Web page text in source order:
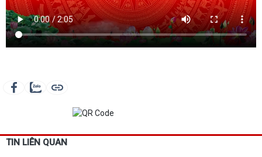
TIN LIÊN QUAN